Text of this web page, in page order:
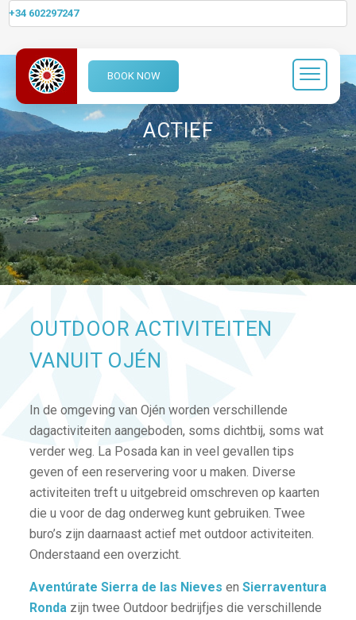
+34 602297247
BOOK NOW
ACTIEF
OUTDOOR ACTIVITEITEN
VANUIT OJÉN
In de omgeving van Ojén worden verschillende
dagactiviteiten aangeboden, soms dichtbij, soms wat
verder weg. La Posada kan in veel gevallen tips
geven of een reservering voor u maken. Diverse
activiteiten treft u uitgebreid omschreven op kaarten
die u voor de dag onderweg kunt gebruiken. Twee
buro’s zijn daarnaast actief met outdoor activiteiten.
Onderstaand een overzicht.
Aventúrate Sierra de las Nieves en Sierraventura
Rondazijn twee Outdoor bedrijfjes die verschillende